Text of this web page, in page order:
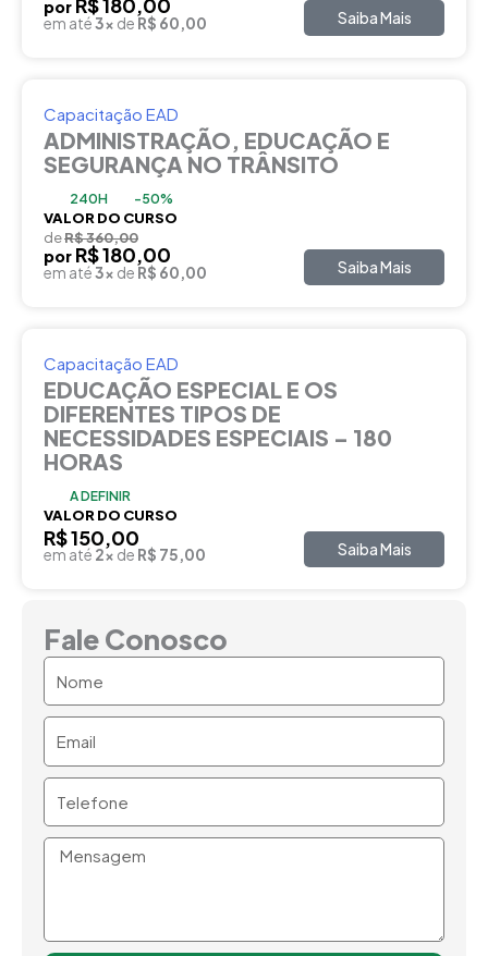
por
em até3x de R$ 60,00 Saiba Mais
Capacitação EAD
ADMINISTRAÇÃO, EDUCAÇÃO E
SEGURANÇA NO TRÂNSITO
240H -50%
VALOR DO CURSO
deR$ 360,00
por R$ 180,00
em até3x de R$ 60,00 Saiba Mais
Capacitação EAD
EDUCAÇÃO ESPECIAL E OS
DIFERENTES TIPOS DE
NECESSIDADES ESPECIAIS – 180
HORAS
A DEFINIR
VALOR DO CURSO
R$ 150,00
em até 2x de R$ 75,00 Saiba Mais
Fale Conosco
Mensagem